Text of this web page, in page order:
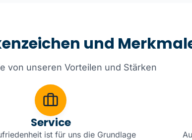
und
von unseren Vorteilen und Stärken
Service
ist für uns die Grundlage